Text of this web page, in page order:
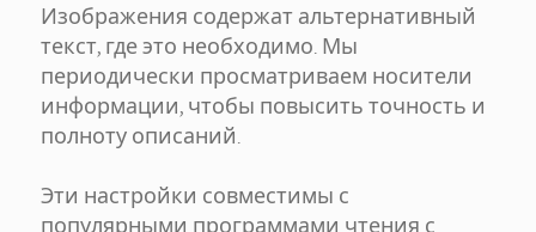
Изображения содержат альтернативный
текст, где это необходимо. Мы
периодически просматриваем носители
информации, чтобы повысить точность и
полноту описаний.
Эти настройки совместимы с
популярными программами чтения с